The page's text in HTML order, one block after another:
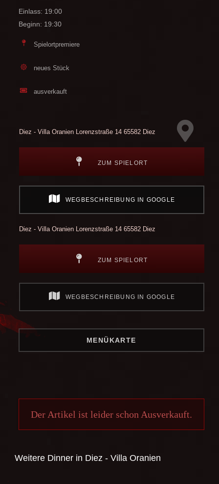
Einlass: 19:00
Beginn: 19:30
Spielortpremiere
neues Stück
ausverkauft
Diez - Villa OranienLorenzstraße 14 65582 Diez
ZUM SPIELORT
WEGBESCHREIBUNG IN GOOGLE
Diez - Villa OranienLorenzstraße 14 65582 Diez
ZUM SPIELORT
WEGBESCHREIBUNG IN GOOGLE
MENÜKARTE
Der Artikel ist leider schon Ausverkauft.
Weitere Dinner in Diez - Villa Oranien